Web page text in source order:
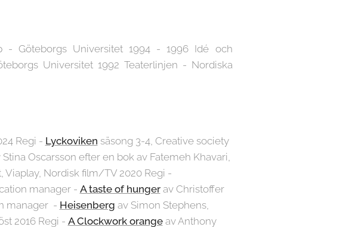
- Göteborgs Universitet 1994 - 1996 Idé och
Universitet 1992 Teaterlinjen - Nordiska
Regi - Lyckoviken säsong 3-4, Creative society
Oscarsson efter en bok av Fatemeh Khavari,
Viaplay, Nordisk film/TV 2020 Regi -
manager - A taste of hungerav Christoffer
manager - Heisenberg av Simon Stephens,
2016 Regi - A Clockwork orangeav Anthony